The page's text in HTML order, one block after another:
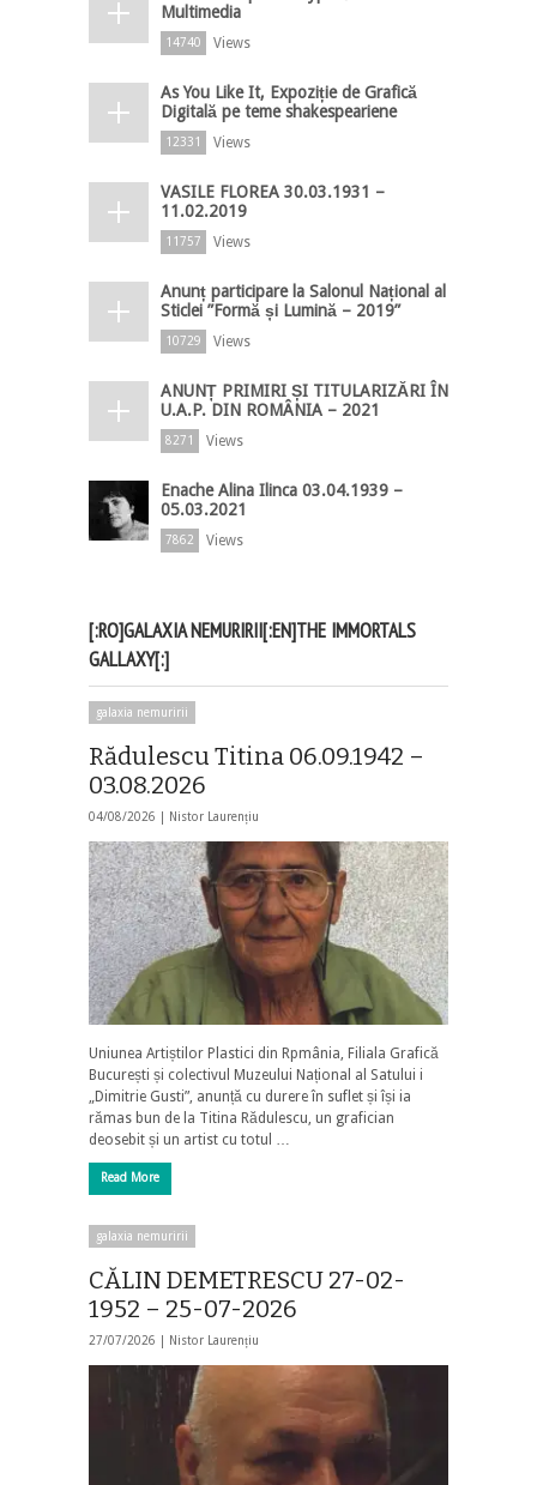
Multimedia
14740 Views
As You Like It, Expoziție de Grafică
Digitală pe teme shakespeariene
12331 Views
VASILE FLOREA 30.03.1931 –
11.02.2019
11757 Views
Anunț participare la Salonul Național al
Sticlei ”Formă și Lumină – 2019”
10729 Views
ANUNȚ PRIMIRI ȘI TITULARIZĂRI ÎN
U.A.P. DIN ROMÂNIA – 2021
8271 Views
Enache Alina Ilinca 03.04.1939 –
05.03.2021
7862 Views
[:RO]GALAXIA NEMURIRII[:EN]THE IMMORTALS
GALLAXY[:]
galaxia nemuririi
Rădulescu Titina 06.09.1942 –
03.08.2026
04/08/2026 | Nistor Laurențiu
Uniunea Artiștilor Plastici din Rpmânia, Filiala Grafică
București și colectivul Muzeului Național al Satului i
„Dimitrie Gusti”, anunță cu durere în suflet și își ia
rămas bun de la Titina Rădulescu, un grafician
deosebit și un artist cu totul …
Read More
galaxia nemuririi
CĂLIN DEMETRESCU 27-02-
1952 – 25-07-2026
27/07/2026 | Nistor Laurențiu